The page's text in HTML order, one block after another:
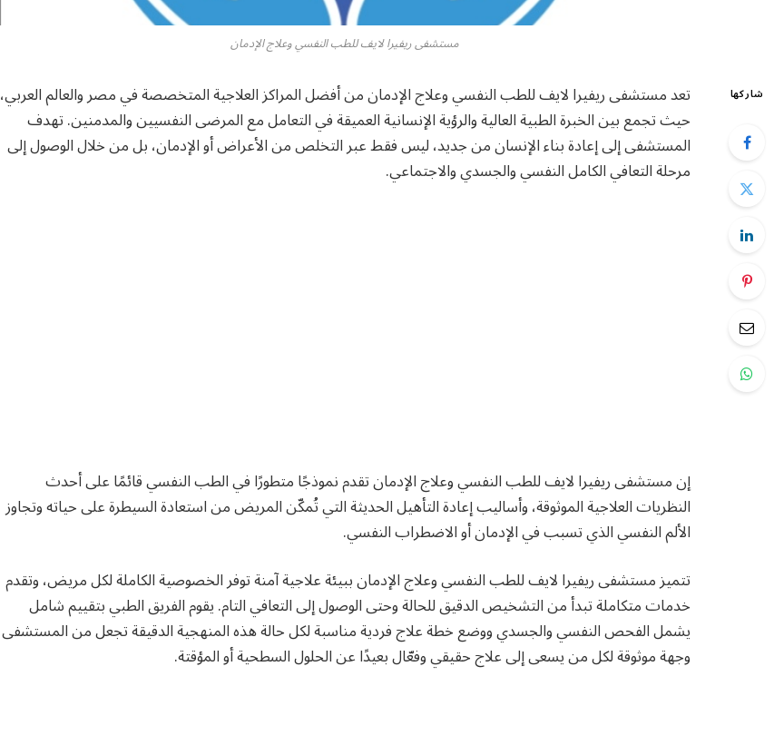
مستشفى ريفيرا لايف للطب النفسي وعلاج الإدمان
شاركها
تعد مستشفى ريفيرا لايف للطب النفسي وعلاج الإدمان من أفضل المراكز العلاجية المتخصصة في مصر والعالم العربي،
حيث تجمع بين الخبرة الطبية العالية والرؤية الإنسانية العميقة في التعامل مع المرضى النفسيين والمدمنين. تهدف
المستشفى إلى إعادة بناء الإنسان من جديد، ليس فقط عبر التخلص من الأعراض أو الإدمان، بل من خلال الوصول إلى
مرحلة التعافي الكامل النفسي والجسدي والاجتماعي.
إن مستشفى ريفيرا لايف للطب النفسي وعلاج الإدمان تقدم نموذجًا متطورًا في الطب النفسي قائمًا على أحدث
النظريات العلاجية الموثوقة، وأساليب إعادة التأهيل الحديثة التي تُمكّن المريض من استعادة السيطرة على حياته وتجاوز
الألم النفسي الذي تسبب في الإدمان أو الاضطراب النفسي.
تتميز مستشفى ريفيرا لايف للطب النفسي وعلاج الإدمان ببيئة علاجية آمنة توفر الخصوصية الكاملة لكل مريض، وتقدم
خدمات متكاملة تبدأ من التشخيص الدقيق للحالة وحتى الوصول إلى التعافي التام. يقوم الفريق الطبي بتقييم شامل
يشمل الفحص النفسي والجسدي ووضع خطة علاج فردية مناسبة لكل حالة هذه المنهجية الدقيقة تجعل من المستشفى
وجهة موثوقة لكل من يسعى إلى علاج حقيقي وفعّال بعيدًا عن الحلول السطحية أو المؤقتة.